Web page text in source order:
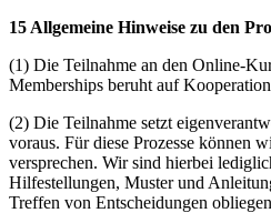
15 Allgemeine Hinweise zu den
(1) Die Teilnahme an den Online-
Memberships beruht auf
(2) Die Teilnahme setzt
voraus. Für diese Prozesse können
versprechen. Wir sind hierbei
Hilfestellungen, Muster und
Treffen von Entscheidungen